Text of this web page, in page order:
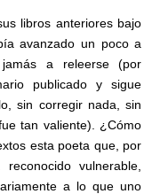
libros anteriores bajo
avanzado un poco a
a releerse (por
publicado y sigue
sin corregir nada, sin
tan valiente). ¿Cómo
esta poeta que, por
vulnerable,
a lo que uno